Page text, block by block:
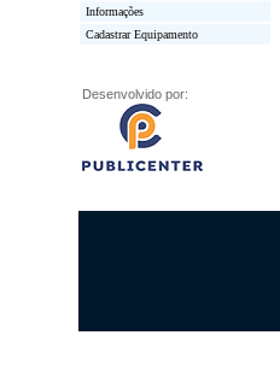
Informações
Cadastrar Equipamento
Desenvolvido por: